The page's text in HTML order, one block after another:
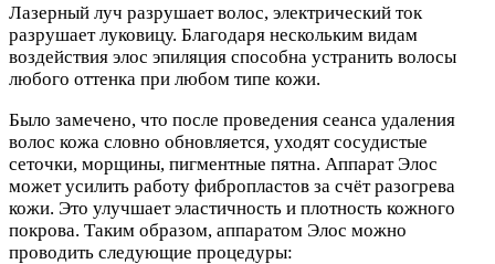
Лазерный луч разрушает волос, электрический ток
разрушает луковицу. Благодаря нескольким видам
воздействия элос эпиляция способна устранить волосы
любого оттенка при любом типе кожи.
Было замечено, что после проведения сеанса удаления
волос кожа словно обновляется, уходят сосудистые
сеточки, морщины, пигментные пятна. Аппарат Элос
может усилить работу фибропластов за счёт разогрева
кожи. Это улучшает эластичность и плотность кожного
покрова. Таким образом, аппаратом Элос можно
проводить следующие процедуры: